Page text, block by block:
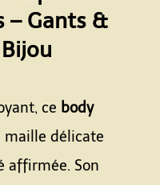
– Gants &
ce body
délicate
affirmée. Son